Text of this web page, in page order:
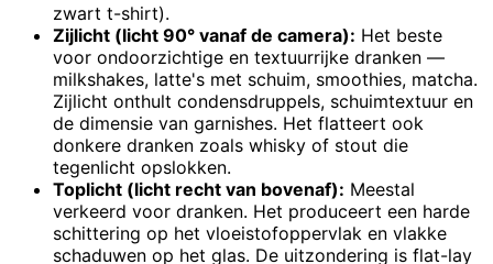
zwart t-shirt).
Zijlicht (licht 90° vanaf de camera): Het beste
voor ondoorzichtige en textuurrijke dranken —
milkshakes, latte's met schuim, smoothies, matcha.
Zijlicht onthult condensdruppels, schuimtextuur en
de dimensie van garnishes. Het flatteert ook
donkere dranken zoals whisky of stout die
tegenlicht opslokken.
Toplicht (licht recht van bovenaf): Meestal
verkeerd voor dranken. Het produceert een harde
schittering op het vloeistofoppervlak en vlakke
schaduwen op het glas. De uitzondering is flat-lay